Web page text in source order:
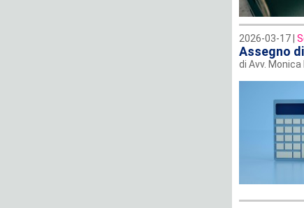
2026-03-17 |
Assegno
di Avv.